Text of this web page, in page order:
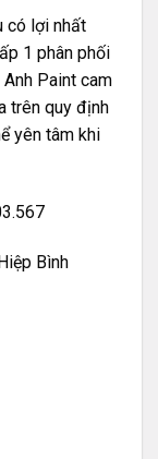
có lợi nhất
1 phân phối
Paint cam
trên quy định
yên tâm khi
Bình